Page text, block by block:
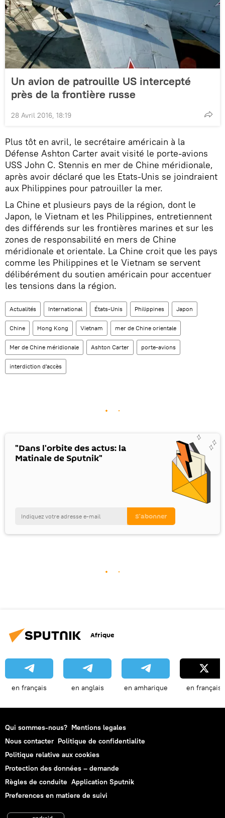
Un avion de patrouille US intercepté
près de la frontière russe
28 Avril 2016, 18:19
Plus tôt en avril, le secrétaire américain à la
Défense Ashton Carter avait visité le porte-avions
USS John C. Stennis en mer de Chine méridionale,
après avoir déclaré que les Etats-Unis se joindraient
aux Philippines pour patrouiller la mer.
La Chine et plusieurs pays de la région, dont le
Japon, le Vietnam et les Philippines, entretiennent
des différends sur les frontières marines et sur les
zones de responsabilité en mers de Chine
méridionale et orientale. La Chine croit que les pays
comme les Philippines et le Vietnam se servent
délibérément du soutien américain pour accentuer
les tensions dans la région.
Actualités International États-Unis Philippines Japon
Chine Hong Kong Vietnam mer de Chine orientale
Mer de Chine méridionale Ashton Carter porte-avions
interdiction d'accès
"Dans l'orbite des actus: la
Matinale de Sputnik"
Afrique
en français en anglais en amharique en français
Qui sommes-nous? Mentions legales
Nous contacter Politique de confidentialite
Politique relative aux cookies
Protection des données – demande
Règles de conduite Application Sputnik
Preferences en matiere de suivi